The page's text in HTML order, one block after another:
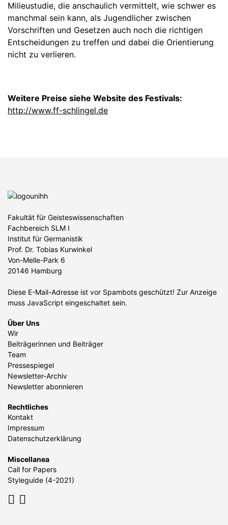
Milieustudie, die anschaulich vermittelt, wie schwer es
manchmal sein kann, als Jugendlicher zwischen
Vorschriften und Gesetzen auch noch die richtigen
Entscheidungen zu treffen und dabei die Orientierung
nicht zu verlieren.
Weitere Preise siehe Website des Festivals:
http://www.ff-schlingel.de
Fakultät für Geisteswissenschaften
Fachbereich SLM I
Institut für Germanistik
Prof. Dr. Tobias Kurwinkel
Von-Melle-Park 6
20146 Hamburg
Diese E-Mail-Adresse ist vor Spambots geschützt! Zur Anzeige
muss JavaScript eingeschaltet sein.
Über Uns
Wir
Beiträgerinnen und Beiträger
Team
Pressespiegel
Newsletter-Archiv
Newsletter abonnieren
Rechtliches
Kontakt
Impressum
Datenschutzerklärung
Miscellanea
Call for Papers
Styleguide (4-2021)